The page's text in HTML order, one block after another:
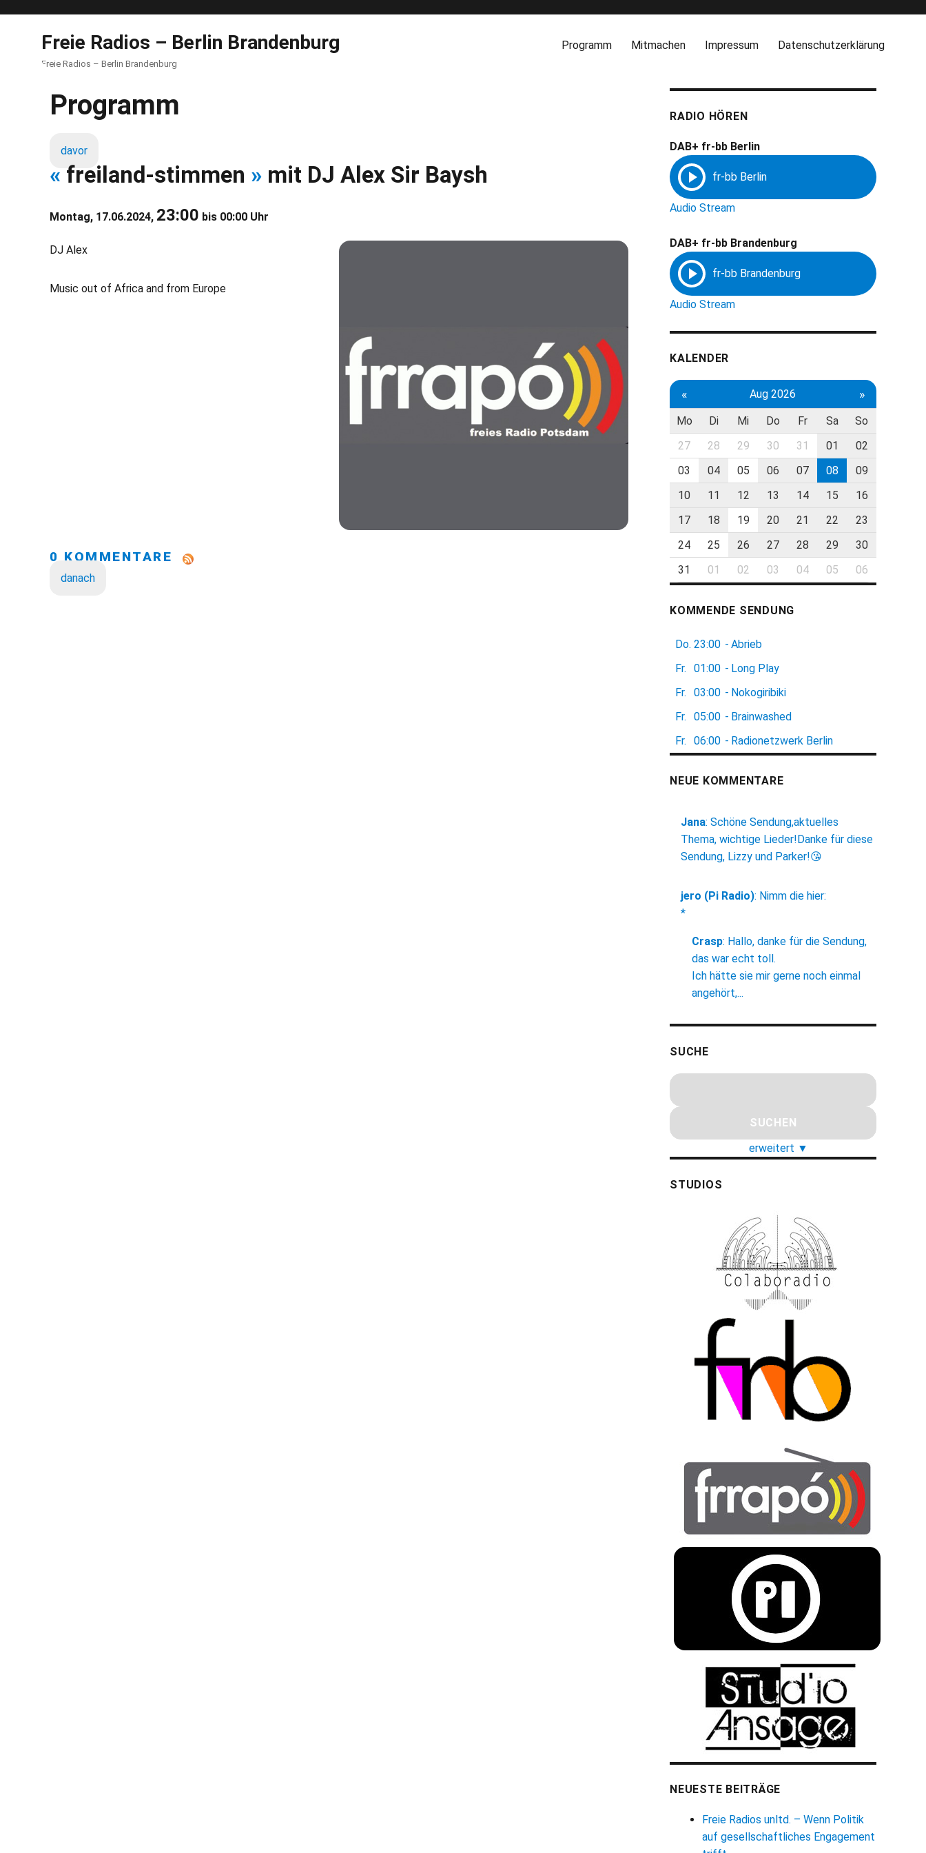
Freie Radios – Berlin Brandenburg
Freie Radios – Berlin Brandenburg
Programm Mitmachen Impressum Datenschutzerklärung
Programm
davor
« freiland-stimmen » mit DJ Alex Sir Baysh
Montag, 17.06.2024, 23:00 bis 00:00 Uhr
DJ Alex
Music out of Africa and from Europe
0 KOMMENTARE
danach
RADIO HÖREN
DAB+ fr-bb Berlin
Audio Stream
DAB+ fr-bb Brandenburg
Audio Stream
KALENDER
« Aug 2026 »
Mo Di Mi Do Fr Sa
So
27
28 29 30 31 01
02
03
04 05 06 07 08
09
10
11 12 13 14 15
16
17
18 19 20 21 22
23
24
25 26 27 28 29
30
31
01 02 03 04 05 06
KOMMENDE SENDUNG
Do. 23:00 - Abrieb
Fr.
01:00 - Long Play
Fr.
03:00 - Nokogiribiki
Fr.
05:00 - Brainwashed
Fr.
06:00 - Radionetzwerk Berlin
NEUE KOMMENTARE
Jana: Schöne Sendung,aktuelles
Thema, wichtige Lieder!Danke für diese
Sendung, Lizzy und Parker!😘
jero (Pi Radio): Nimm die hier:
*
Crasp: Hallo, danke für die Sendung,
das war echt toll.
Ich hätte sie mir gerne noch einmal
angehört,...
SUCHE
erweitert ▼
STUDIOS
NEUESTE BEITRÄGE
Freie Radios unltd. – Wenn Politik
auf gesellschaftliches Engagement